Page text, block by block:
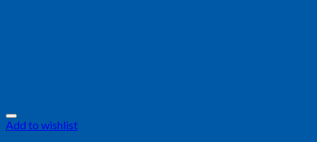
Add to wishlist